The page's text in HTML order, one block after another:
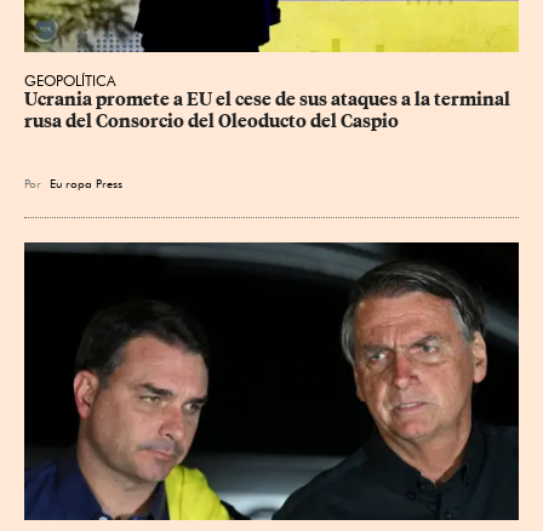
GEOPOLÍTICA
Ucrania promete a EU el cese de sus ataques a la terminal
rusa del Consorcio del Oleoducto del Caspio
Por Eu ropa Press